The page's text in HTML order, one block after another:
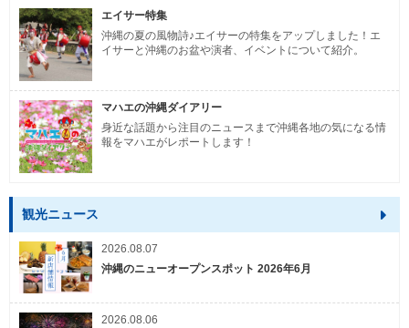
エイサー特集
沖縄の夏の風物詩♪エイサーの特集をアップしました！エ
イサーと沖縄のお盆や演者、イベントについて紹介。
マハエの沖縄ダイアリー
身近な話題から注目のニュースまで沖縄各地の気になる情
報をマハエがレポートします！
観光ニュース
2026.08.07
沖縄のニューオープンスポット 2026年6月
2026.08.06